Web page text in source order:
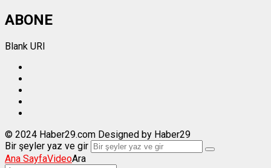
ABONE
Blank URI
© 2024 Haber29.com Designed by Haber29
Bir şeyler yaz ve gir
Ana SayfaVideoAra